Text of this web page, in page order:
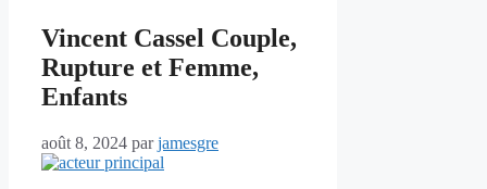
Vincent Cassel Couple,
Rupture et Femme,
Enfants
août 8, 2024 parjamesgre